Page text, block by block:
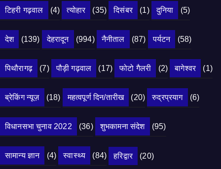
टिहरी गढ़वाल (4) त्योहार (35) दिसंबर (1) दुनिया (5)
देश (139) देहरादून (994) नैनीताल (87) पर्यटन (58)
पिथौरागढ़ (7) पौड़ी गढ़वाल (17) फोटो गैलरी (2) बागेश्वर (1)
ब्रेकिंग न्यूज़ (18) महत्वपूर्ण दिन/तारीख (20) रुद्रप्रयाग (6)
विधानसभा चुनाव 2022 (36) शुभकामना संदेश (95)
सामान्य ज्ञान (4) स्वास्थ्य (84) हरिद्वार (20)